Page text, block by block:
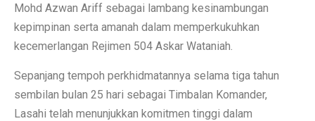
Mohd Azwan Ariff sebagai lambang kesinambungan
kepimpinan serta amanah dalam memperkukuhkan
kecemerlangan Rejimen 504 Askar Wataniah.
Sepanjang tempoh perkhidmatannya selama tiga tahun
sembilan bulan 25 hari sebagai Timbalan Komander,
Lasahi telah menunjukkan komitmen tinggi dalam